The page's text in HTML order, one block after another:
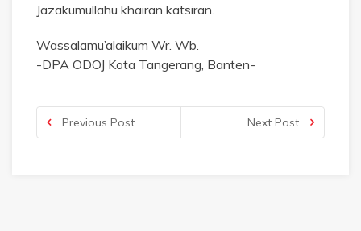
Jazakumullahu khairan katsiran.
Wassalamu’alaikum Wr. Wb.
-DPA ODOJ Kota Tangerang, Banten-
Previous Post Next Post